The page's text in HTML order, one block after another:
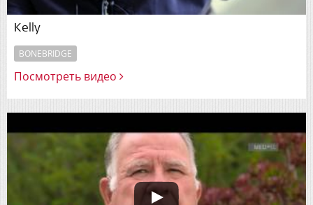
Kelly
BONEBRIDGE
Посмотреть видео